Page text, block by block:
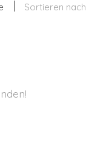
Sortieren nach